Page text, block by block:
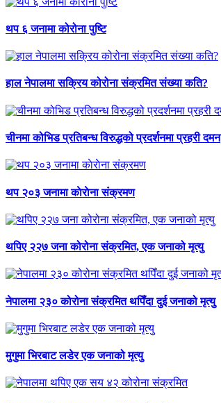
थप ६ जनामा कोरोना पुष्टि
हाल नेपालमा सक्रिय कोरोना संक्रमित संख्या कति?
चीनमा कोभिड प्रतिबन्ध विरुद्धको प्रदर्शनमा प्रहरी दमन
थप २०३ जनामा काेराेना संक्रमण
थपिए २२७ जना कोरोना संक्रमित, एक जनाको मृत्यु
नेपालमा २३० कोरोना संक्रमित थपिँदा दुई जनाको मृत्यु
मुगुमा भिरबाट लडेर एक जनाको मृत्यु